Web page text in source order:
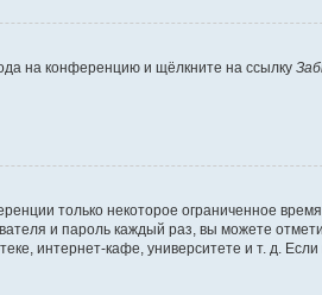
на конференцию и щёлкните на ссылку
только некоторое ограниченное
и пароль каждый раз, вы можете
интернет-кафе, университете и т. д. Если